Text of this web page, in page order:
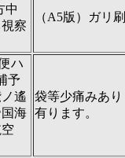
中
察
（A5版）ガリ
ハ
予
遙
海
袋等少痛みあ
有ります。